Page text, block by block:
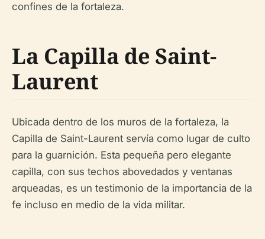
confines de la fortaleza.
La Capilla de Saint-
Laurent
Ubicada dentro de los muros de la fortaleza, la
Capilla de Saint-Laurent servía como lugar de culto
para la guarnición. Esta pequeña pero elegante
capilla, con sus techos abovedados y ventanas
arqueadas, es un testimonio de la importancia de la
fe incluso en medio de la vida militar.